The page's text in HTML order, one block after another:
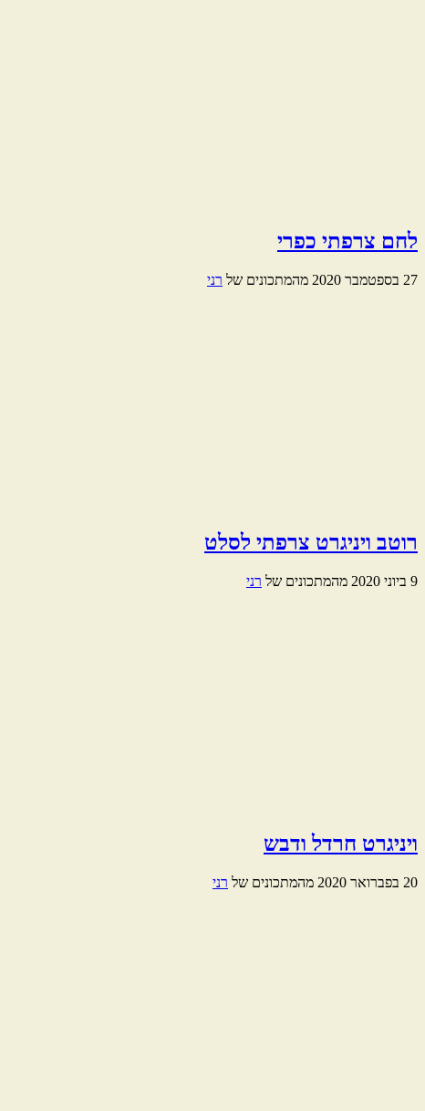
לחם צרפתי כפרי
27 בספטמבר 2020 מהמתכונים של רני
רוטב ויניגרט צרפתי לסלט
9 ביוני 2020 מהמתכונים של רני
ויניגרט חרדל ודבש
20 בפברואר 2020 מהמתכונים של רני